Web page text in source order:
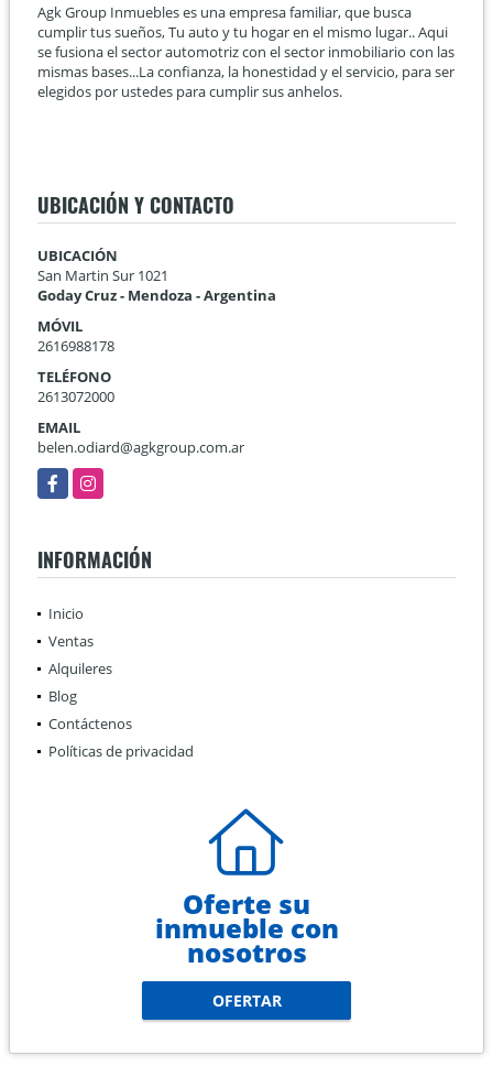
Agk Group Inmuebles es una empresa familiar, que busca
cumplir tus sueños, Tu auto y tu hogar en el mismo lugar.. Aqui
se fusiona el sector automotriz con el sector inmobiliario con las
mismas bases...La confianza, la honestidad y el servicio, para ser
elegidos por ustedes para cumplir sus anhelos.
UBICACIÓN Y CONTACTO
UBICACIÓN
San Martin Sur 1021
Goday Cruz - Mendoza - Argentina
MÓVIL
2616988178
TELÉFONO
2613072000
EMAIL
belen.odiard@agkgroup.com.ar
FacebookInstagram
INFORMACIÓN
Inicio
Ventas
Alquileres
Blog
Contáctenos
Políticas de privacidad
Oferte su
inmueble con
nosotros
OFERTAR